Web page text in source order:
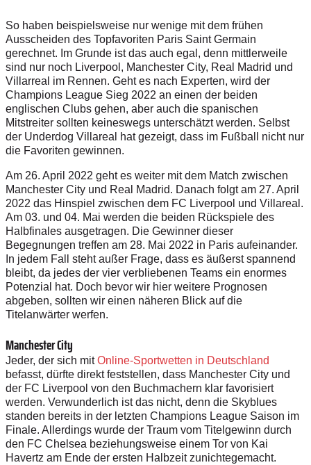
So haben beispielsweise nur wenige mit dem frühen
Ausscheiden des Topfavoriten Paris Saint Germain
gerechnet. Im Grunde ist das auch egal, denn mittlerweile
sind nur noch Liverpool, Manchester City, Real Madrid und
Villarreal im Rennen. Geht es nach Experten, wird der
Champions League Sieg 2022 an einen der beiden
englischen Clubs gehen, aber auch die spanischen
Mitstreiter sollten keineswegs unterschätzt werden. Selbst
der Underdog Villareal hat gezeigt, dass im Fußball nicht nur
die Favoriten gewinnen.
Am 26. April 2022 geht es weiter mit dem Match zwischen
Manchester City und Real Madrid. Danach folgt am 27. April
2022 das Hinspiel zwischen dem FC Liverpool und Villareal.
Am 03. und 04. Mai werden die beiden Rückspiele des
Halbfinales ausgetragen. Die Gewinner dieser
Begegnungen treffen am 28. Mai 2022 in Paris aufeinander.
In jedem Fall steht außer Frage, dass es äußerst spannend
bleibt, da jedes der vier verbliebenen Teams ein enormes
Potenzial hat. Doch bevor wir hier weitere Prognosen
abgeben, sollten wir einen näheren Blick auf die
Titelanwärter werfen.
Manchester City
Jeder, der sich mitOnline-Sportwetten in Deutschland
befasst, dürfte direkt feststellen, dass Manchester City und
der FC Liverpool von den Buchmachern klar favorisiert
werden. Verwunderlich ist das nicht, denn die Skyblues
standen bereits in der letzten Champions League Saison im
Finale. Allerdings wurde der Traum vom Titelgewinn durch
den FC Chelsea beziehungsweise einem Tor von Kai
Havertz am Ende der ersten Halbzeit zunichtegemacht.